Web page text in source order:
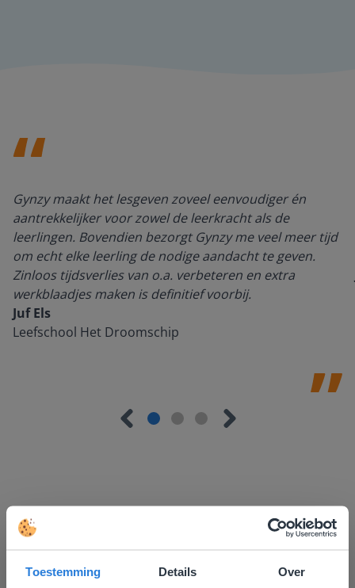
Toestemming Details Over
Gynzy maakt het lesgeven zoveel eenvoudiger én
aantrekkelijker voor zowel de leerkracht als de
leerlingen. Bovendien bezorgt Gynzy me veel meer tijd
om echt elke leerling de nodige aandacht te geven.
Zinloos tijdsverlies van o.a. verbeteren en extra
werkblaadjes maken is definitief voorbij.
Juf Els
Leefschool Het Droomschip
Groep 8, Blok 9, Week 3, Les 11